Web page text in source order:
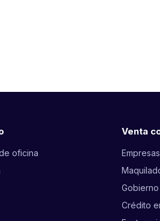
oficina
Venta
Crédito